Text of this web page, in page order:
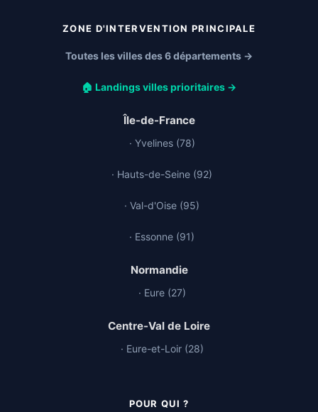
ZONE D'INTERVENTION PRINCIPALE
Toutes les villes des 6 départements →
🏠 Landings villes prioritaires →
Île-de-France
· Yvelines (78)
· Hauts-de-Seine (92)
· Val-d'Oise (95)
· Essonne (91)
Normandie
· Eure (27)
Centre-Val de Loire
· Eure-et-Loir (28)
POUR QUI ?